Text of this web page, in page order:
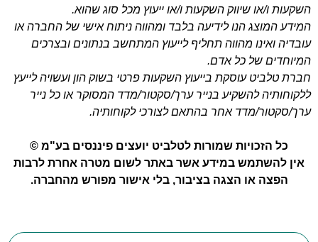
השקעות ו/או שיווק השקעות ו/או ייעוץ מכל סוג שהוא.
המידע המוצג הנו לידיעה בלבד ומהווה ניתוח אישי של החברה או
עובדיה ואינו מהווה תחליף לייעוץ המתחשב בנתונים ובצרכים
המיוחדים של כל אדם.
חברת טלביט עוסקת בייעוץ השקעות פרטי בשוק הון ועשויה לייעץ
ללקוחותיה להשקיע בנייר ערך/סקטור/מדד המסוקר או כל נייר
ערך/סקטור/מדד אחר בהתאם לצורכי לקוחותיה.
כל הזכויות שמורות לטלביט יועצים פיננסים בע"מ ©
אין להשתמש במידע אשר באתר לשום מטרה אחרת לרבות
הפצה או הצגה בציבור, בלי אישור מפורש מהחברה.